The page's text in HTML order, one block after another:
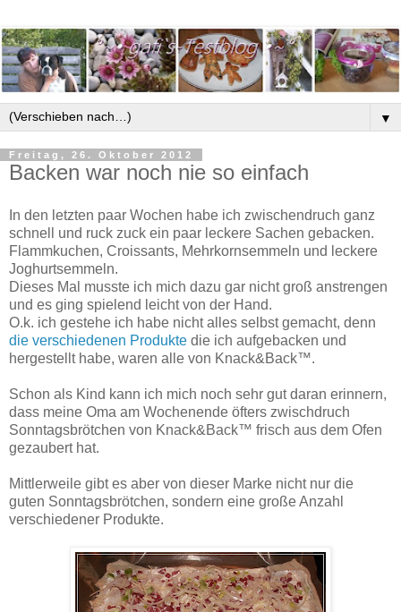
▼
Freitag, 26. Oktober 2012
Backen war noch nie so einfach
In den letzten paar Wochen habe ich zwischendruch ganz
schnell und ruck zuck ein paar leckere Sachen gebacken.
Flammkuchen, Croissants, Mehrkornsemmeln und leckere
Joghurtsemmeln.
Dieses Mal musste ich mich dazu gar nicht groß anstrengen
und es ging spielend leicht von der Hand.
O.k. ich gestehe ich habe nicht alles selbst gemacht, denn
die verschiedenen Produkte die ich aufgebacken und
hergestellt habe, waren alle von Knack&Back™.
Schon als Kind kann ich mich noch sehr gut daran erinnern,
dass meine Oma am Wochenende öfters zwischdruch
Sonntagsbrötchen von Knack&Back™ frisch aus dem Ofen
gezaubert hat.
Mittlerweile gibt es aber von dieser Marke nicht nur die
guten Sonntagsbrötchen, sondern eine große Anzahl
verschiedener Produkte.